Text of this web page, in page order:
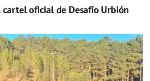
cartel oficial de Desafío Urbión